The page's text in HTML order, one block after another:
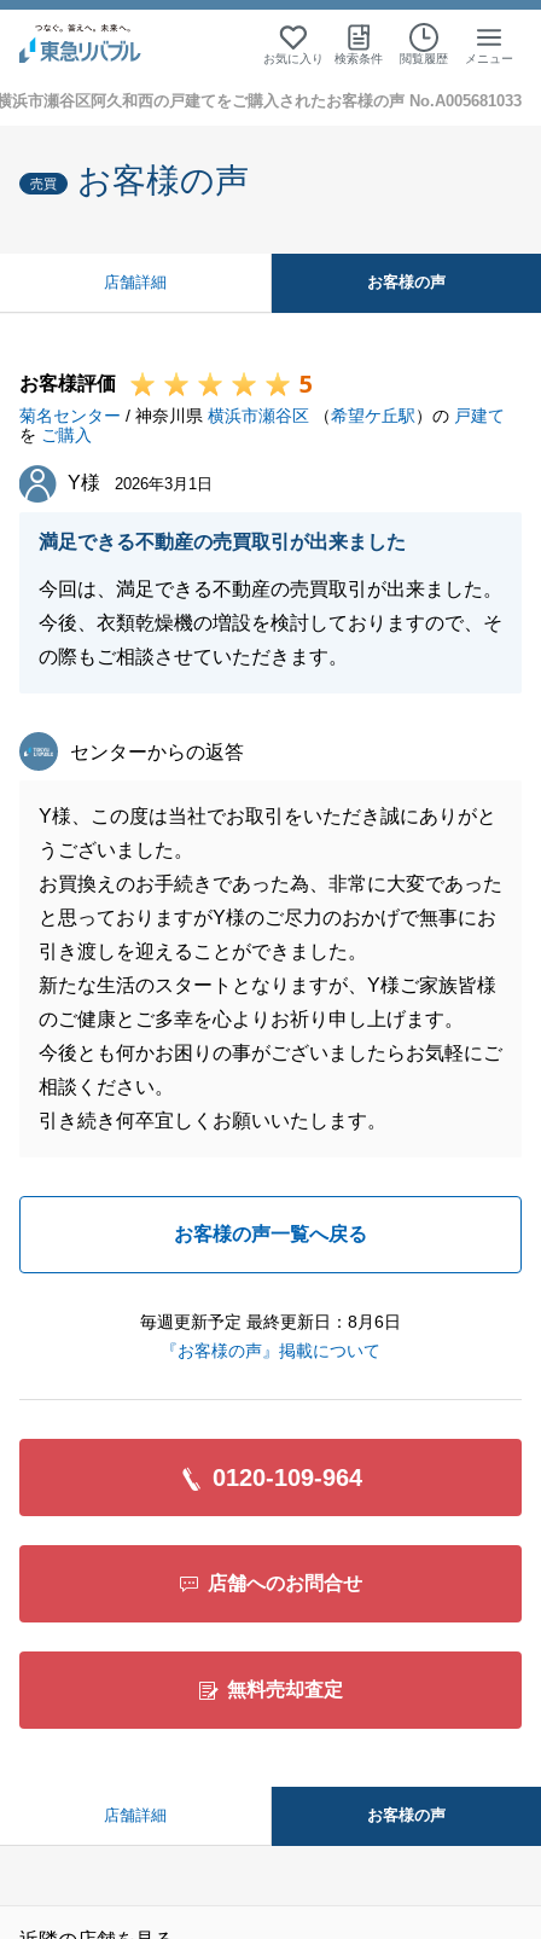
お気に入り 検索条件 閲覧履歴 メニュー
浜市瀬谷区阿久和西の戸建てをご購入されたお客様の声 No.A005681033
売買 お客様の声
店舗詳細 お客様の声
お客様評価 5
菊名センター / 神奈川県 横浜市瀬谷区 （希望ケ丘駅）の 戸建て
を ご購入
Y様
Y様 2026年3月1日
満足できる不動産の売買取引が出来ました
今回は、満足できる不動産の売買取引が出来ました。
今後、衣類乾燥機の増設を検討しておりますので、そ
の際もご相談させていただきます。
東急リバブル
センターからの返答
Y様、この度は当社でお取引をいただき誠にありがと
うございました。
お買換えのお手続きであった為、非常に大変であった
と思っておりますがY様のご尽力のおかげで無事にお
引き渡しを迎えることができました。
新たな生活のスタートとなりますが、Y様ご家族皆様
のご健康とご多幸を心よりお祈り申し上げます。
今後とも何かお困りの事がございましたらお気軽にご
相談ください。
引き続き何卒宜しくお願いいたします。
お客様の声一覧へ戻る
毎週更新予定 最終更新日：8月6日
『お客様の声』掲載について
0120-109-964
店舗へのお問合せ
無料売却査定
店舗詳細 お客様の声